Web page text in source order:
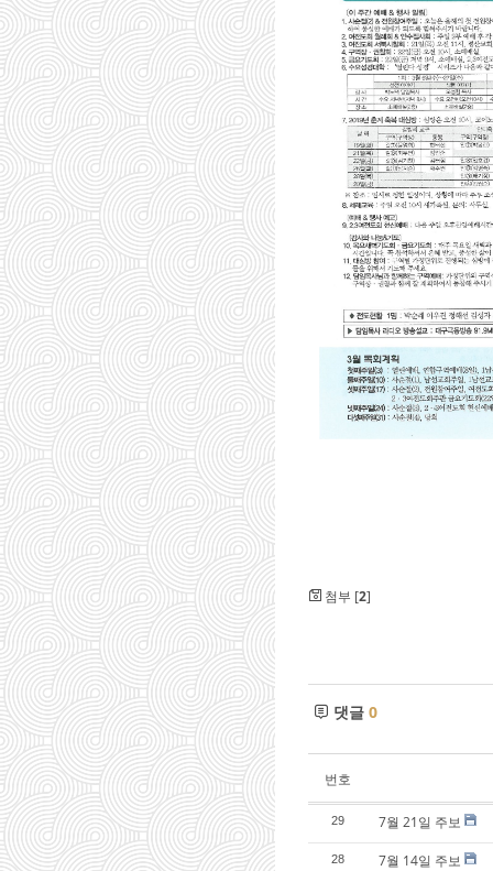
첨부 [2]
댓글 0
번호
29 7월 21일 주보
28 7월 14일 주보